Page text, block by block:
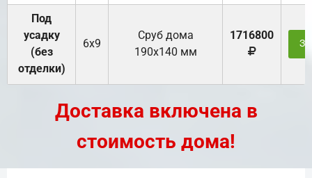
Под
усадку
(без
отделки)
6х9
Cруб дома
190х140 мм
1716800
Доставка включена в
стоимость дома!